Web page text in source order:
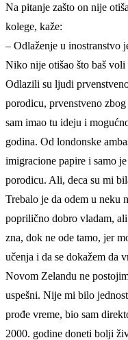
Na pitanje zašto on nije
kolege, kaže:
– Odlaženje u inostranstvo
Niko nije otišao što baš
Odlazili su ljudi
porodicu, prvenstveno
sam imao tu ideju i
godina. Od londonske
imigracione papire i samo
porodicu. Ali, deca su mi
Trebalo je da odem u neku
poprilično dobro vladam,
zna, dok ne ode tamo, jer
učenja i da se dokažem da
Novom Zelandu ne
uspešni. Nije mi bilo
prođe vreme, bio sam
2000. godine doneti bolji